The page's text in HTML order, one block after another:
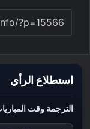
استطلاع الرأي
الترجمة وقت